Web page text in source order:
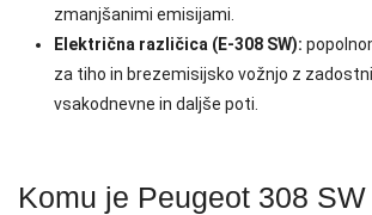
zmanjšanimi emisijami.
Električna različica (E-308 SW):
za tiho in brezemisijsko vožnjo z
vsakodnevne in daljše poti.
Komu je Peugeot 308